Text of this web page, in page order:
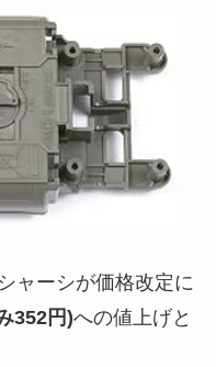
ャーシが価格改定に
352円)への値上げと